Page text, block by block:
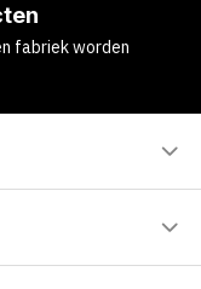
fabriek worden